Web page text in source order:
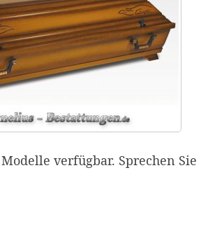
verfügbar. Sprechen Sie